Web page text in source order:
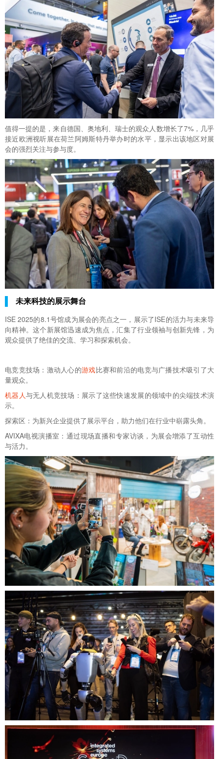
值得一提的是，来自德国、奥地利、瑞士的观众人数增长了7%，几乎
接近欧洲视听展在荷兰阿姆斯特丹举办时的水平，显示出该地区对展
会的强烈关注与参与度。
未来科技的展示舞台
ISE 2025的8.1号馆成为展会的亮点之一，展示了ISE的活力与未来导
向精神。这个新展馆迅速成为焦点，汇集了行业领袖与创新先锋，为
观众提供了绝佳的交流、学习和探索机会。
电竞竞技场：激动人心的游戏比赛和前沿的电竞与广播技术吸引了大
量观众。
机器人与无人机竞技场：展示了这些快速发展的领域中的尖端技术演
示。
探索区：为新兴企业提供了展示平台，助力他们在行业中崭露头角。
AVIXA电视演播室：通过现场直播和专家访谈，为展会增添了互动性
与活力。